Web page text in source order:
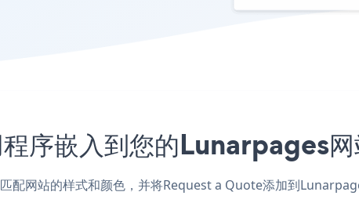
序嵌入到您的Lunarpages网
网站的样式和颜色，并将Request a Quote添加到